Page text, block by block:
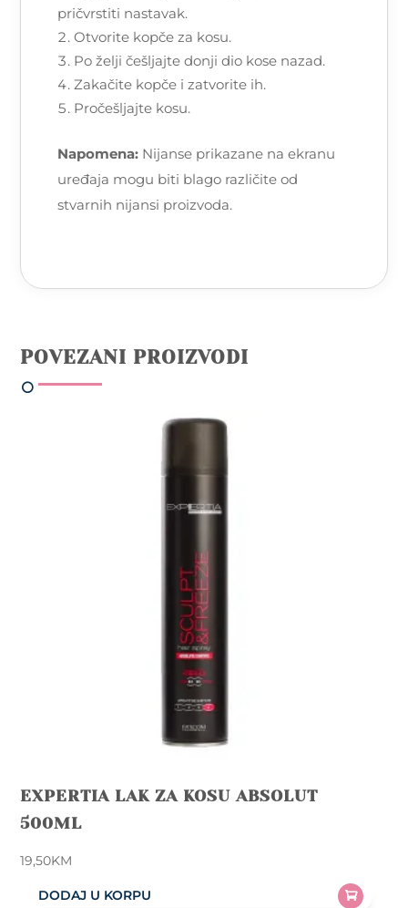
pričvrstiti nastavak.
Otvorite kopče za kosu.
Po želji češljajte donji dio kose nazad.
Zakačite kopče i zatvorite ih.
Pročešljajte kosu.
Napomena: Nijanse prikazane na ekranu
uređaja mogu biti blago različite od
stvarnih nijansi proizvoda.
POVEZANI PROIZVODI
EXPERTIA LAK ZA KOSU ABSOLUT
500ML
19,50KM
DODAJ U KORPU